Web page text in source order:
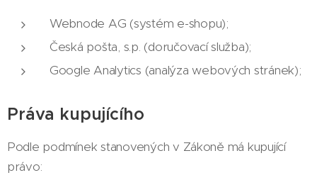
Webnode AG (systém e-shopu);
Česká pošta, s.p. (doručovací služba);
Google Analytics (analýza webových stránek);
Práva kupujícího
Podle podmínek stanovených v Zákoně má kupující
právo: